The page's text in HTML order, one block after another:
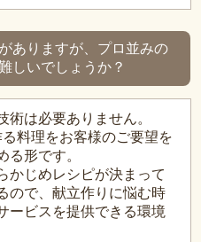
ありますが、プロ並みの
しいでしょうか？
術は必要ありません。
料理をお客様のご要望を
る形です。
かじめレシピが決まって
ので、献立作りに悩む時
ービスを提供できる環境